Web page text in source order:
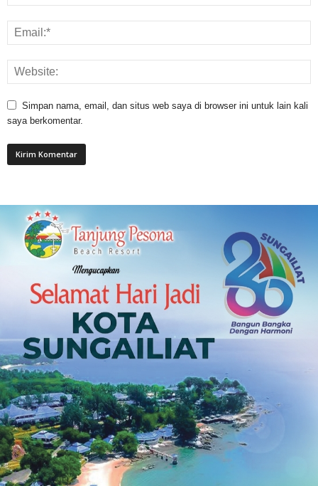
Simpan nama, email, dan situs web saya di browser ini untuk lain kali
saya berkomentar.